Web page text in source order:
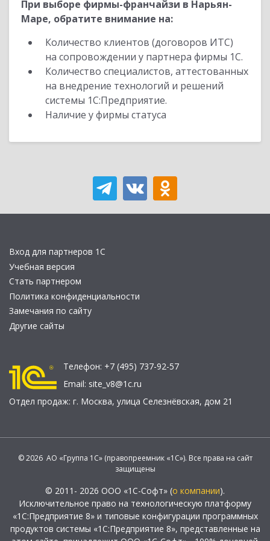
При выборе фирмы-франчайзи в Нарьян-
Маре, обратите внимание на:
Количество клиентов (договоров ИТС)
на сопровождении у партнера фирмы 1С.
Количество специалистов, аттестованных
на внедрение технологий и решений
системы 1С:Предприятие.
Наличие у фирмы статуса
Вход для партнеров 1С
Учебная версия
Стать партнером
Политика конфиденциальности
Замечания по сайту
Другие сайты
Телефон: +7 (495) 737-92-57
Email: site_v8@1c.ru
Отдел продаж: г. Москва, улица Селезнёвская, дом 21
© 2026 АО «Группа 1С» (правопреемник «1С»). Все права на сайт
защищены
© 2011- 2026 ООО «1С-Софт» (о компании).
Исключительное право на технологическую платформу
«1С:Предприятие 8» и типовые конфигурации программных
продуктов системы «1С:Предприятие 8», представленные на